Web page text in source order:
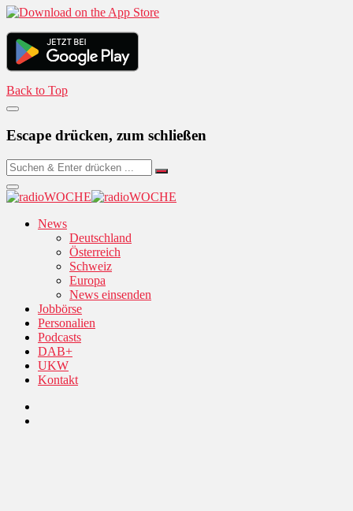
Back to Top
Escape drücken, zum schließen
News
Deutschland
Österreich
Schweiz
Europa
News einsenden
Jobbörse
Personalien
Podcasts
DAB+
UKW
Kontakt